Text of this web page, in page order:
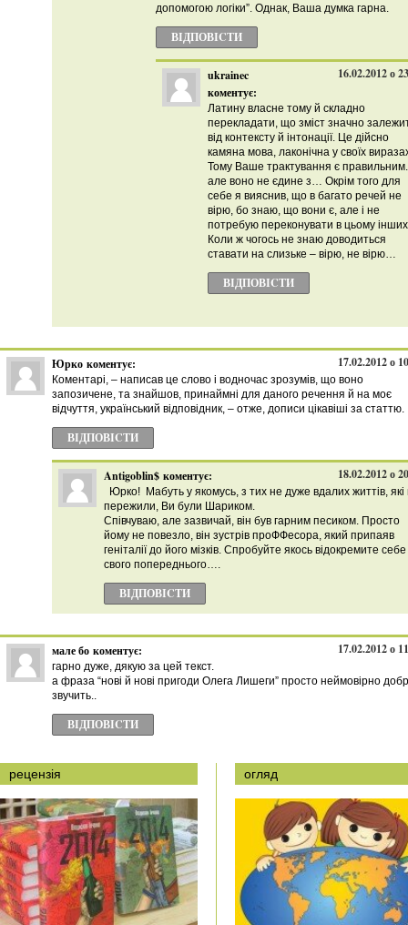
допомогою логіки”. Однак, Ваша думка гарна.
ВІДПОВІCТИ
ukrainec
коментує:
16.02.2012 о
Латину власне тому й складно
перекладати, що зміст значно
від контексту й інтонації. Це дійсно
камяна мова, лаконічна у своїх
Тому Ваше трактування є правильним.
але воно не єдине з… Окрім того для
себе я вияснив, що в багато речей не
вірю, бо знаю, що вони є, але і не
потребую переконувати в цьому
Коли ж чогось не знаю доводиться
ставати на слизьке – вірю, не вірю…
ВІДПОВІCТИ
Юрко коментує: 17.02.2012 о
Коментарі, – написав це слово і водночас зрозумів, що воно
запозичене, та знайшов, принаймні для даного речення й на моє
відчуття, український відповідник, – отже, дописи цікавіші за статтю.
ВІДПОВІCТИ
Antigoblin$ коментує: 18.02.2012 о
Юрко! Мабуть у якомусь, з тих не дуже вдалих життів, які
пережили, Ви були Шариком.
Співчуваю, але зазвичай, він був гарним песиком. Просто
йому не повезло, він зустрів проФФесора, який припаяв
геніталії до його мізків. Спробуйте якось відокремите себе
свого попереднього….
ВІДПОВІCТИ
мале бо коментує: 17.02.2012 о
гарно дуже, дякую за цей текст.
а фраза “нові й нові пригоди Олега Лишеги” просто неймовірно
звучить..
ВІДПОВІCТИ
рецензія огляд